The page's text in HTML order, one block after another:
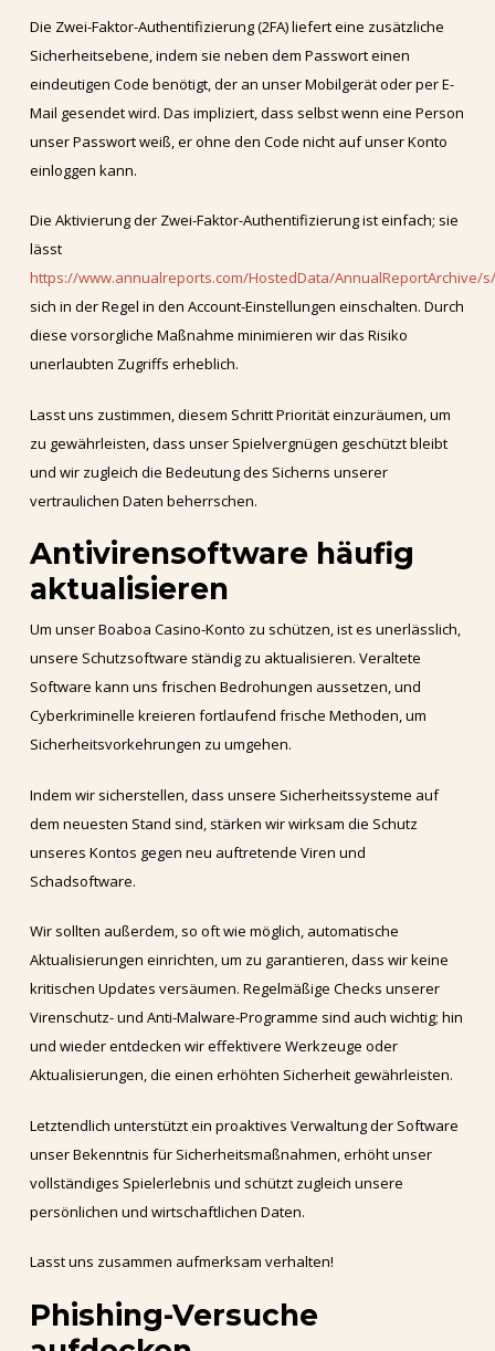
Die Zwei-Faktor-Authentifizierung (2FA) liefert eine zusätzliche
Sicherheitsebene, indem sie neben dem Passwort einen
eindeutigen Code benötigt, der an unser Mobilgerät oder per E-
Mail gesendet wird. Das impliziert, dass selbst wenn eine Person
unser Passwort weiß, er ohne den Code nicht auf unser Konto
einloggen kann.
Die Aktivierung der Zwei-Faktor-Authentifizierung ist einfach; sie
lässt
https://www.annualreports.com/HostedData/AnnualReportArchive/s/
sich in der Regel in den Account-Einstellungen einschalten. Durch
diese vorsorgliche Maßnahme minimieren wir das Risiko
unerlaubten Zugriffs erheblich.
Lasst uns zustimmen, diesem Schritt Priorität einzuräumen, um
zu gewährleisten, dass unser Spielvergnügen geschützt bleibt
und wir zugleich die Bedeutung des Sicherns unserer
vertraulichen Daten beherrschen.
Antivirensoftware häufig
aktualisieren
Um unser Boaboa Casino-Konto zu schützen, ist es unerlässlich,
unsere Schutzsoftware ständig zu aktualisieren. Veraltete
Software kann uns frischen Bedrohungen aussetzen, und
Cyberkriminelle kreieren fortlaufend frische Methoden, um
Sicherheitsvorkehrungen zu umgehen.
Indem wir sicherstellen, dass unsere Sicherheitssysteme auf
dem neuesten Stand sind, stärken wir wirksam die Schutz
unseres Kontos gegen neu auftretende Viren und
Schadsoftware.
Wir sollten außerdem, so oft wie möglich, automatische
Aktualisierungen einrichten, um zu garantieren, dass wir keine
kritischen Updates versäumen. Regelmäßige Checks unserer
Virenschutz- und Anti-Malware-Programme sind auch wichtig; hin
und wieder entdecken wir effektivere Werkzeuge oder
Aktualisierungen, die einen erhöhten Sicherheit gewährleisten.
Letztendlich unterstützt ein proaktives Verwaltung der Software
unser Bekenntnis für Sicherheitsmaßnahmen, erhöht unser
vollständiges Spielerlebnis und schützt zugleich unsere
persönlichen und wirtschaftlichen Daten.
Lasst uns zusammen aufmerksam verhalten!
Phishing-Versuche